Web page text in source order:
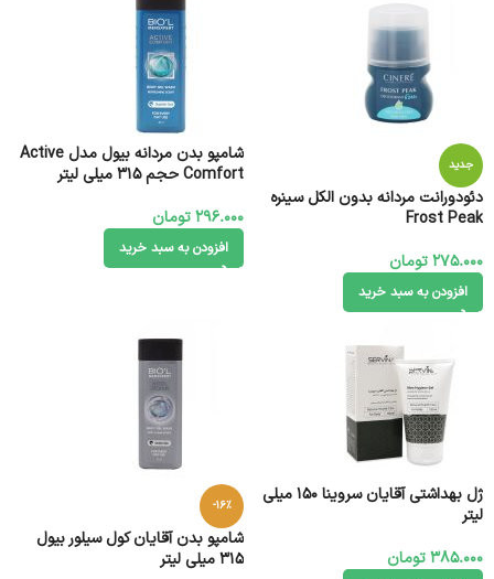
جدید
دئودورانت مردانه بدون الکل سینره
Frost Peak
275.000تومان
افزودن به سبد خرید
شامپو بدن مردانه بیول مدل Active
Comfort حجم 315 میلی لیتر
296.000تومان
افزودن به سبد خرید
ژل بهداشتی آقایان سروینا ۱۵۰ میلی
لیتر
385.000تومان
-16%
شامپو بدن آقایان کول سیلور بیول
315 میلی لیتر